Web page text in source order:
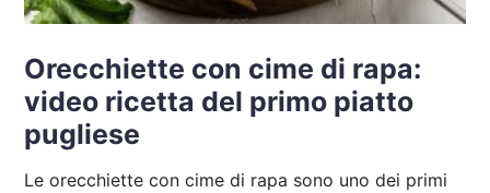
Orecchiette con cime di rapa:
video ricetta del primo piatto
pugliese
Le orecchiette con cime di rapa sono uno dei primi